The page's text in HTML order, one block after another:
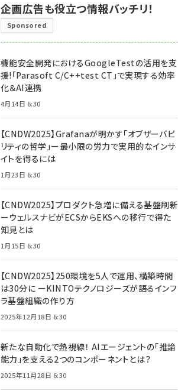
企画広告も役立つ情報バッチリ！
Sponsored
機能安全開発におけるGoogleTestの活用を支
援!「Parasoft C/C++test CT」で実現する効率
化＆AI連携
4月14日 6:30
【CNDW2025】Grafanaが明かす「オブザーバビ
リティの哲学」ー最小限の労力で実用的なインサ
イトを得るには
1月23日 6:30
【CNDW2025】プロダクト急増に備える基盤刷新
ーウェルスナビがECSからEKSへの移行で得た
知見とは
1月15日 6:30
【CNDW2025】250環境を5人で運用、構築時間
は30分に ーKINTOテクノロジーズが語るインフ
ラ基盤組織の作り方
2025年12月18日 6:30
新たな自動化で熱視線！ AIエージェントの「推論
能力」を支える2つのコンポーネントとは？
2025年11月28日 6:30